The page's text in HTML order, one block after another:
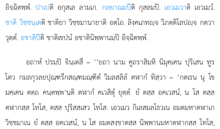
อิจฺฉิตพฺพํ.ปาเปติ อกุสเล ลามเก. กลฺยาณมปีติ กุสลมปิ. เอวเมวาติ เอวเมวํ.
ชาติ วิชฺชนฺเตติ ชาติยา วิชฺชมานายาติ อตฺโถ. ลิงฺคเภทฺจ วิภตฺติโลปฺจ กตฺวา
วุตฺตํ.อชาติปีติ ชาติเขปนํ อชาตินิพฺพานมฺปิ อิจฺฉิตพฺพํ.
อถาหํ ปรมฺปิ จินฺเตสึ – ‘‘ยถา นาม คูถราสิมฺหิ นิมุคฺเคน ปุริเสน ทูร
โตว กมลกุวลยปุณฺฑรีกสณฺฑมณฺฑิตํ วิมลสลิลํ ตฬากํ ทิสฺวา – ‘กตเรน นุ โข
มคฺเคน ตตฺถ คนฺตพฺพ’นฺติ ตฬากํ คเวสิตุํ ยุตฺตํ. ยํ ตสฺส อคเวสนํ, น โส ตสฺส
ตฬากสฺส โทโส, ตสฺส ปุริสสฺเสว โทโส. เอวเมว กิเลสมลโธวเน อมตมหาตฬาเก
วิชฺชมาเน ยํ ตสฺส อคเวสนํ, น โส อมตสงฺขาตสฺส นิพฺพานมหาตฬากสฺส โทโส,